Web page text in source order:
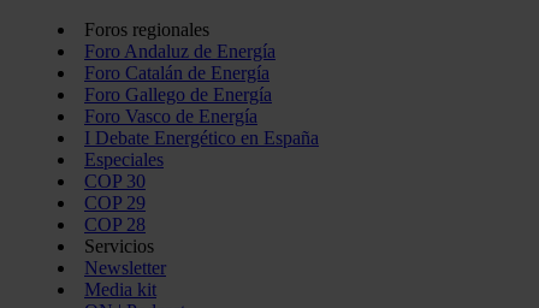
Foros regionales
Foro Andaluz de Energía
Foro Catalán de Energía
Foro Gallego de Energía
Foro Vasco de Energía
I Debate Energético en España
Especiales
COP 30
COP 29
COP 28
Servicios
Newsletter
Media kit